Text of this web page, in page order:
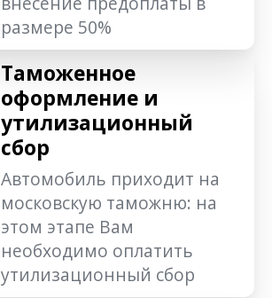
размере 50%
Таможенное
оформление и
утилизационный
сбор
Автомобиль приходит на
московскую таможню: на
этом этапе Вам
необходимо оплатить
утилизационный сбор